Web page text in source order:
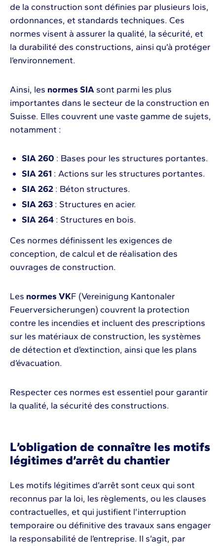
de la construction sont définies par plusieurs lois,
ordonnances, et standards techniques. Ces
normes visent à assurer la qualité, la sécurité, et
la durabilité des constructions, ainsi qu’à protéger
l’environnement.
Ainsi, les normes SIA sont parmi les plus
importantes dans le secteur de la construction en
Suisse. Elles couvrent une vaste gamme de sujets,
notamment :
SIA 260 : Bases pour les structures portantes.
SIA 261 : Actions sur les structures portantes.
SIA 262 : Béton structures.
SIA 263 : Structures en acier.
SIA 264 : Structures en bois.
Ces normes définissent les exigences de
conception, de calcul et de réalisation des
ouvrages de construction.
Les normes VKF (Vereinigung Kantonaler
Feuerversicherungen) couvrent la protection
contre les incendies et incluent des prescriptions
sur les matériaux de construction, les systèmes
de détection et d’extinction, ainsi que les plans
d’évacuation.
Respecter ces normes est essentiel pour garantir
la qualité, la sécurité des constructions.
L’obligation de connaître les motifs
légitimes d’arrêt du chantier
Les motifs légitimes d’arrêt sont ceux qui sont
reconnus par la loi, les règlements, ou les clauses
contractuelles, et qui justifient l’interruption
temporaire ou définitive des travaux sans engager
la responsabilité de l’entreprise. Il s’agit, par